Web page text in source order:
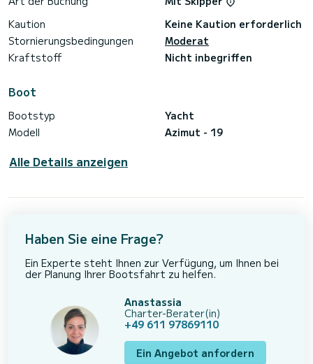
Kaution
Keine Kaution erforderlich
Stornierungsbedingungen
Moderat
Kraftstoff
Nicht inbegriffen
Boot
Bootstyp
Yacht
Modell
Azimut - 19
Alle Details anzeigen
Haben Sie eine Frage?
Ein Experte steht Ihnen zur Verfügung, um Ihnen bei
der Planung Ihrer Bootsfahrt zu helfen.
Anastassia
Charter-Berater(in)
+49 611 97869110
Ein Angebot anfordern